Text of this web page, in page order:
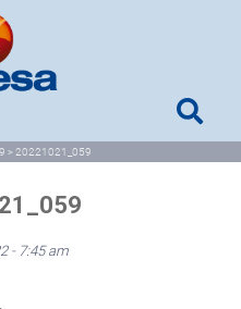
> 20221021_059
- 7:45 am